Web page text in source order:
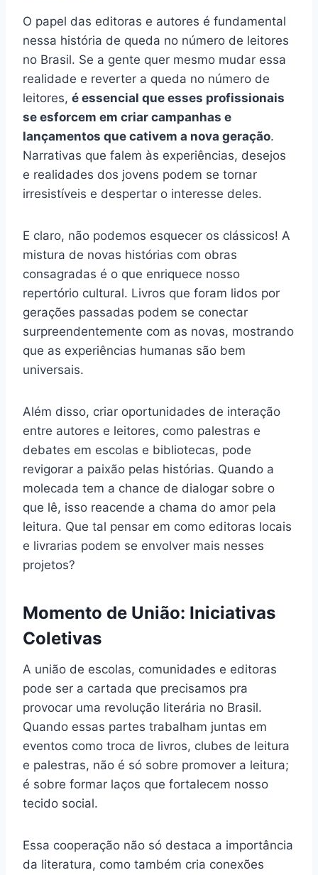
O papel das editoras e autores é fundamental
nessa história de queda no número de leitores
no Brasil. Se a gente quer mesmo mudar essa
realidade e reverter a queda no número de
leitores, é essencial que esses profissionais
se esforcem em criar campanhas e
lançamentos que cativem a nova geração.
Narrativas que falem às experiências, desejos
e realidades dos jovens podem se tornar
irresistíveis e despertar o interesse deles.
E claro, não podemos esquecer os clássicos! A
mistura de novas histórias com obras
consagradas é o que enriquece nosso
repertório cultural. Livros que foram lidos por
gerações passadas podem se conectar
surpreendentemente com as novas, mostrando
que as experiências humanas são bem
universais.
Além disso, criar oportunidades de interação
entre autores e leitores, como palestras e
debates em escolas e bibliotecas, pode
revigorar a paixão pelas histórias. Quando a
molecada tem a chance de dialogar sobre o
que lê, isso reacende a chama do amor pela
leitura. Que tal pensar em como editoras locais
e livrarias podem se envolver mais nesses
projetos?
Momento de União: Iniciativas
Coletivas
A união de escolas, comunidades e editoras
pode ser a cartada que precisamos pra
provocar uma revolução literária no Brasil.
Quando essas partes trabalham juntas em
eventos como troca de livros, clubes de leitura
e palestras, não é só sobre promover a leitura;
é sobre formar laços que fortalecem nosso
tecido social.
Essa cooperação não só destaca a importância
da literatura, como também cria conexões